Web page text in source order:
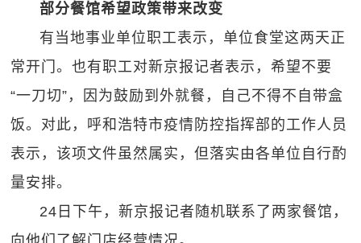
部分餐馆希望政策带来改变
有当地事业单位职工表示，单位食堂这两天正
常开门。也有职工对新京报记者表示，希望不要
“一刀切”，因为鼓励到外就餐，自己不得不自带盒
饭。对此，呼和浩特市疫情防控指挥部的工作人员
表示，该项文件虽然属实，但落实由各单位自行酌
量安排。
24日下午，新京报记者随机联系了两家餐馆，